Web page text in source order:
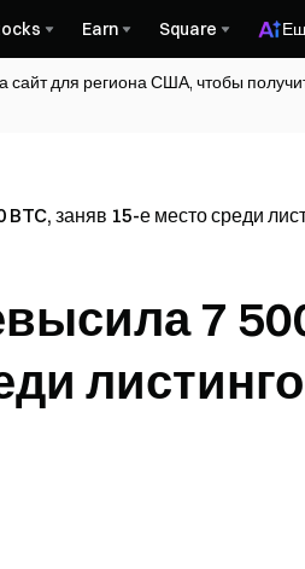
Earn Square
для региона США, чтобы
заняв 15-е место среди
7